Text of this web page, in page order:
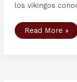
los vikingos
El
aspecto
Read More »